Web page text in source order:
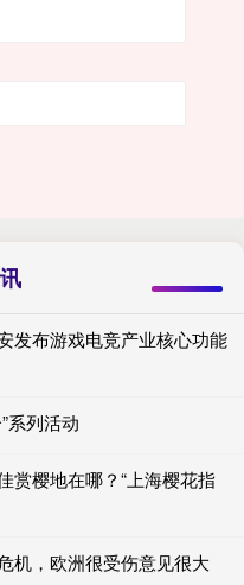
发布游戏电竞产业核心功能
系列活动
赏樱地在哪？“上海樱花指
机，欧洲很受伤意见很大